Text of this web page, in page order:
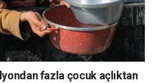
fazla çocuk açlıktan